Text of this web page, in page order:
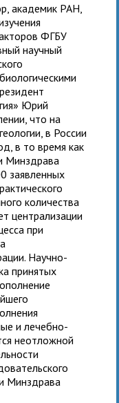
академик РАН,
ФГБУ
научный
Юрий
что на
в России
в то время как
Минздрава
заявленных
количества
централизации
при
Научно-
принятых
и лечебно-
неотложной
Минздрава